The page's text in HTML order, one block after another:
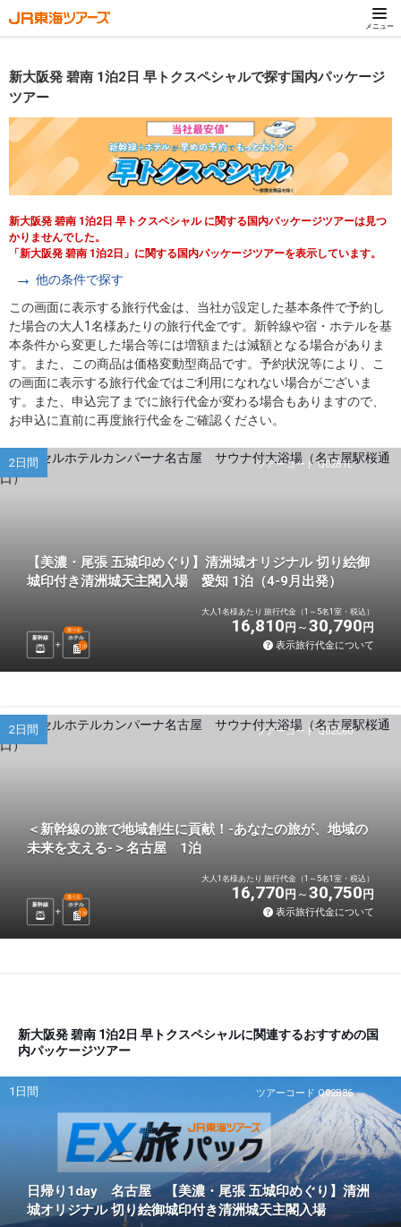
メニュー
新大阪発 碧南 1泊2日 早トクスペシャルで探す国内パッケージ
ツアー
新大阪発 碧南 1泊2日 早トクスペシャル に関する国内パッケージツアーは見つ
かりませんでした。
「新大阪発 碧南 1泊2日」に関する国内パッケージツアーを表示しています。
他の条件で探す
この画面に表示する旅行代金は、当社が設定した基本条件で予約し
た場合の大人1名様あたりの旅行代金です。新幹線や宿・ホテルを基
本条件から変更した場合等には増額または減額となる場合がありま
す。また、この商品は価格変動型商品です。予約状況等により、こ
の画面に表示する旅行代金ではご利用になれない場合がございま
す。また、申込完了までに旅行代金が変わる場合もありますので、
お申込に直前に再度旅行代金をご確認ください。
ツアーコード Q02B1L
2日間
【美濃・尾張 五城印めぐり】清洲城オリジナル 切り絵御
城印付き清洲城天主閣入場 愛知 1泊（4-9月出発）
新幹線 ホテル
選べる
1 泊
大人1名様あたり 旅行代金（1～5名1室・税込）
16,810 円 30,790 円
表示旅行代金について
ツアーコード Q02C60
2日間
＜新幹線の旅で地域創生に貢献！-あなたの旅が、地域の
未来を支える-＞名古屋 1泊
新幹線 ホテル
選べる
1 泊
大人1名様あたり 旅行代金（1～5名1室・税込）
16,770 円 30,750 円
表示旅行代金について
新大阪発 碧南 1泊2日 早トクスペシャルに関連するおすすめの国
内パッケージツアー
ツアーコード Q02B36
1日間
日帰り1day 名古屋 【美濃・尾張 五城印めぐり】清洲
城オリジナル 切り絵御城印付き清洲城天主閣入場